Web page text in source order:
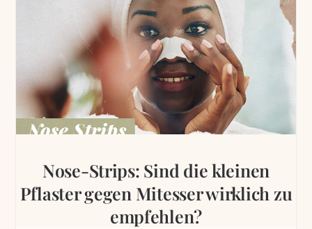
Nose-Strips: Sind die kleinen
Pflaster gegen Mitesser wirklich zu
empfehlen?